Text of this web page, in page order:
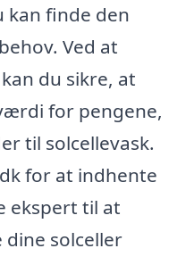
kan finde den
Ved at
du sikre, at
for pengene,
til solcellevask.
for at indhente
ekspert til at
solceller